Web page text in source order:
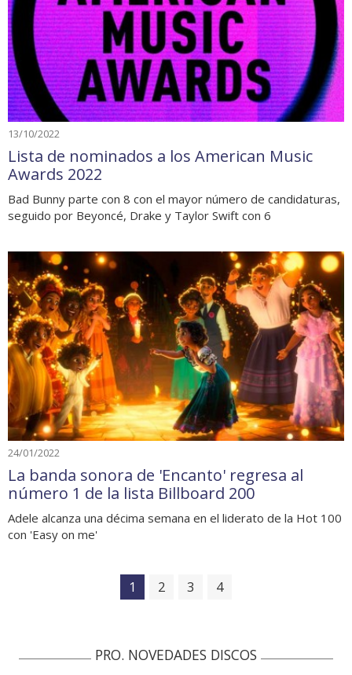
13/10/2022
Lista de nominados a los American Music
Awards 2022
Bad Bunny parte con 8 con el mayor número de candidaturas,
seguido por Beyoncé, Drake y Taylor Swift con 6
24/01/2022
La banda sonora de 'Encanto' regresa al
número 1 de la lista Billboard 200
Adele alcanza una décima semana en el liderato de la Hot 100
con 'Easy on me'
1 2 3 4
PRO. NOVEDADES DISCOS